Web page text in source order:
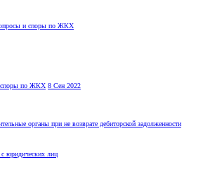
и споры по ЖКХ
споры по ЖКХ 8 Сен 2022
органы при не возврате дебиторской задолженности
юридических лиц